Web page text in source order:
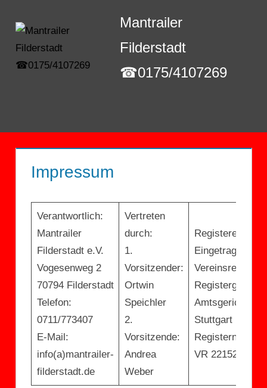
Inhalt
springen
Mantrailer
Filderstadt
☎0175/4107269
Impressum
Verantwortlich:
Mantrailer
Filderstadt e.V.
Vogesenweg 2
70794 Filderstadt
Telefon:
0711/773407
E-Mail:
info(a)mantrailer-
filderstadt.de
Vertreten
durch:
1.
Vorsitzender:
Ortwin
Speichler
2.
Vorsitzende:
Andrea
Weber
Registereintrag:
Eingetragen im
Vereinsregister.
Registergericht:
Amtsgericht
Stuttgart
VR 221529